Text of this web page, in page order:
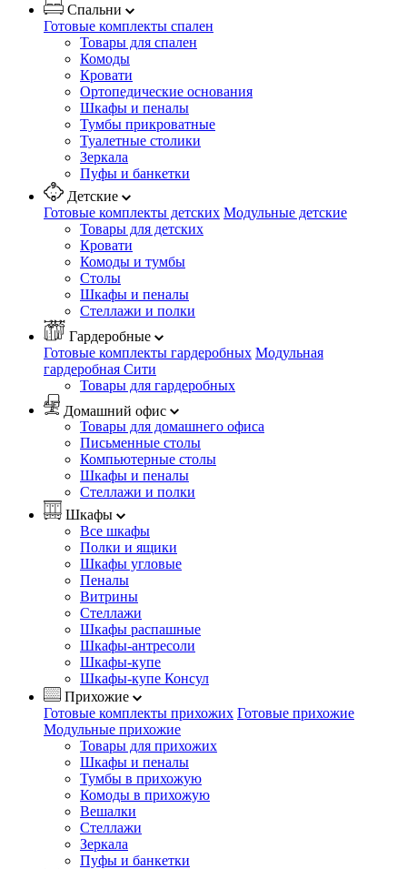
Спальни
Готовые комплекты спален
Товары для спален
Комоды
Кровати
Ортопедические основания
Шкафы и пеналы
Тумбы прикроватные
Туалетные столики
Зеркала
Пуфы и банкетки
Детские
Готовые комплекты детских Модульные детские
Товары для детских
Кровати
Комоды и тумбы
Столы
Шкафы и пеналы
Стеллажи и полки
Гардеробные
Готовые комплекты гардеробных Модульная
гардеробная Сити
Товары для гардеробных
Домашний офис
Товары для домашнего офиса
Письменные столы
Компьютерные столы
Шкафы и пеналы
Стеллажи и полки
Шкафы
Все шкафы
Полки и ящики
Шкафы угловые
Пеналы
Витрины
Стеллажи
Шкафы распашные
Шкафы-антресоли
Шкафы-купе
Шкафы-купе Консул
Прихожие
Готовые комплекты прихожих Готовые прихожие
Модульные прихожие
Товары для прихожих
Шкафы и пеналы
Тумбы в прихожую
Комоды в прихожую
Вешалки
Стеллажи
Зеркала
Пуфы и банкетки